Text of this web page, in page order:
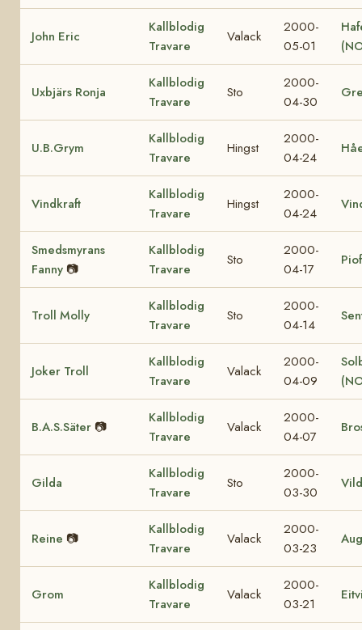
John Eric
Kallblodig
Travare
Valack
2000-
05-01
Uxbjärs Ronja
Kallblodig
Travare
Sto
2000-
04-30
U.B.Grym
Kallblodig
Travare
Hingst
2000-
04-24
Vindkraft
Kallblodig
Travare
Hingst
2000-
04-24
Smedsmyrans
Fanny 📷
Kallblodig
Travare
Sto
2000-
04-17
Troll Molly
Kallblodig
Travare
Sto
2000-
04-14
Joker Troll
Kallblodig
Travare
Valack
2000-
04-09
B.A.S.Säter 📷
Kallblodig
Travare
Valack
2000-
04-07
Gilda
Kallblodig
Travare
Sto
2000-
03-30
Reine 📷
Kallblodig
Travare
Valack
2000-
03-23
Grom
Kallblodig
Travare
Valack
2000-
03-21